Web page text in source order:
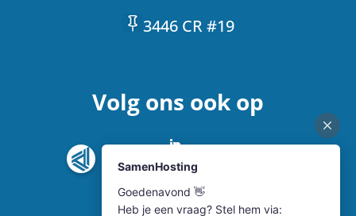
3446 CR #19
Volg ons ook op